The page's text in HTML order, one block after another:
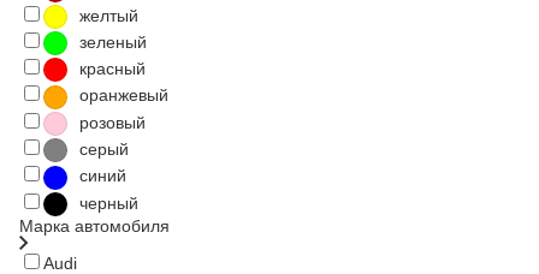
желтый
зеленый
красный
оранжевый
розовый
серый
синий
черный
Марка автомобиля
Audi